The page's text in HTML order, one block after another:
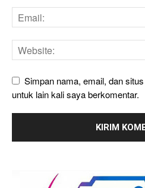
Simpan nama, email, dan
untuk lain kali saya berkomentar.